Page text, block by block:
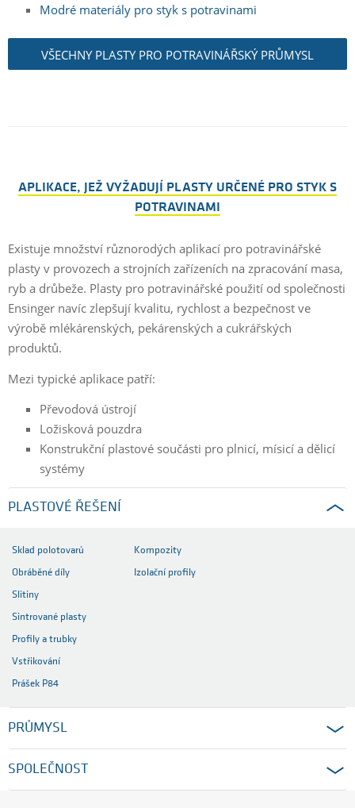
Modré materiály pro styk s potravinami
VŠECHNY PLASTY PRO POTRAVINÁŘSKÝ PRŮMYSL
APLIKACE, JEŽ VYŽADUJÍ PLASTY URČENÉ PRO STYK S
POTRAVINAMI
Existuje množství různorodých aplikací pro potravinářské
plasty v provozech a strojních zařízeních na zpracování masa,
ryb a drůbeže. Plasty pro potravinářské použití od společnosti
Ensinger navíc zlepšují kvalitu, rychlost a bezpečnost ve
výrobě mlékárenských, pekárenských a cukrářských
produktů.
Mezi typické aplikace patří:
Převodová ústrojí
Ložisková pouzdra
Konstrukční plastové součásti pro plnicí, mísicí a dělicí
systémy
PLASTOVÉ ŘEŠENÍ
Sklad polotovarů
Obráběné díly
Slitiny
Sintrované plasty
Profily a trubky
Vstřikování
Prášek P84
Kompozity
Izolační profily
PRŮMYSL
SPOLEČNOST